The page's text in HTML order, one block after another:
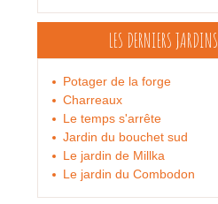
LES DERNIERS JARDINS
Potager de la forge
Charreaux
Le temps s'arrête
Jardin du bouchet sud
Le jardin de Millka
Le jardin du Combodon